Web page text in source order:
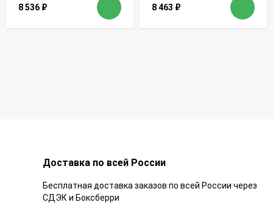
8 536 ₽ 8 463 ₽
Доставка по всей России
Бесплатная доставка заказов по всей России через
СДЭК и Боксберри